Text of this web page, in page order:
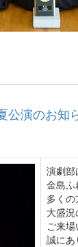
公演のお知
演劇部
金島ふ
多くの
大盛況
ご来場
誠にあ